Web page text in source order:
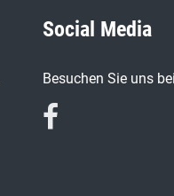
Social Media
Besuchen Sie uns